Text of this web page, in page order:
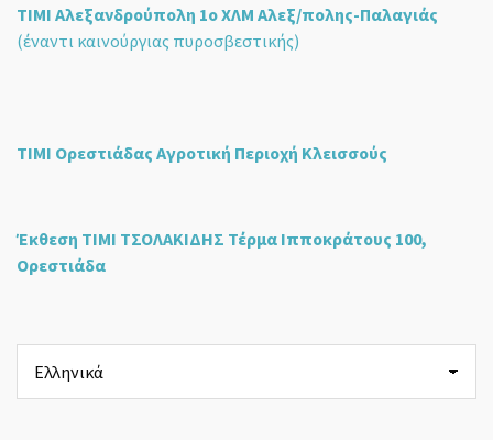
ΤΙΜΙ Αλεξανδρούπολη 1ο ΧΛΜ Αλεξ/πολης-Παλαγιάς
(έναντι καινούργιας πυροσβεστικής)
ΤΙΜΙ Ορεστιάδας Αγροτική Περιοχή Κλεισσούς
Έκθεση ΤΙΜΙ ΤΣΟΛΑΚΙΔΗΣ Τέρμα Ιπποκράτους 100,
Ορεστιάδα
μια
γλώσσα